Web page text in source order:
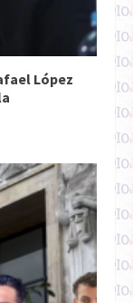
López